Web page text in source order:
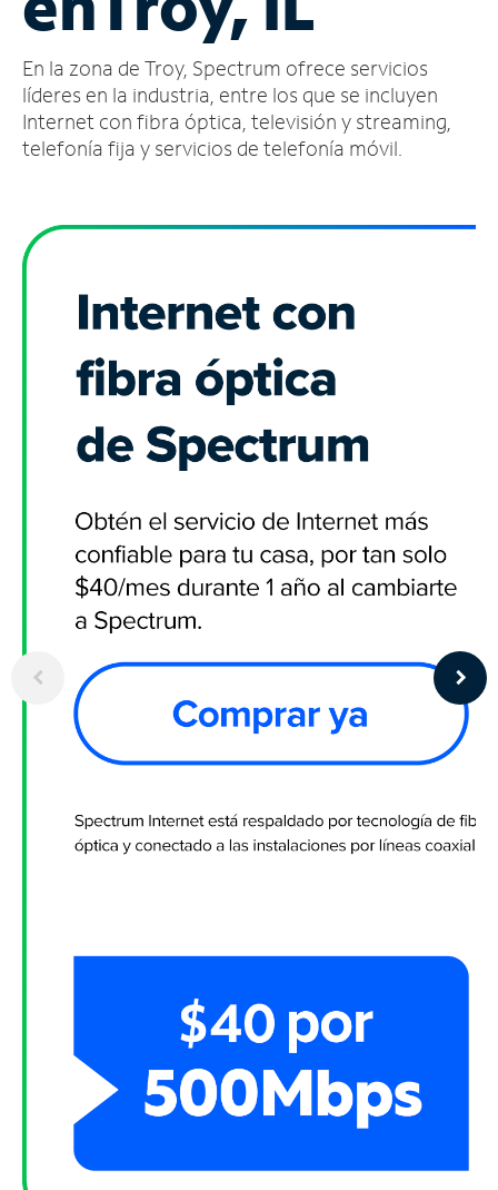
cuenta
Encuentra
una
tienda
En la zona de Troy, Spectrum ofrece servicios
líderes en la industria, entre los que se incluyen
Internet con fibra óptica, televisión y streaming,
telefonía fija y servicios de telefonía móvil.